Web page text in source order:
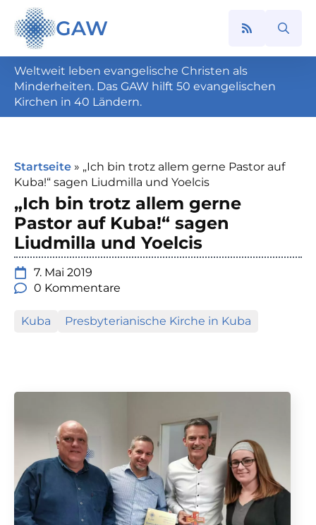
GAW
Search
Weltweit leben evangelische Christen als
Minderheiten. Das GAW hilft 50 evangelischen
Kirchen in 40 Ländern.
Startseite » „Ich bin trotz allem gerne Pastor auf
Kuba!“ sagen Liudmilla und Yoelcis
„Ich bin trotz allem gerne
Pastor auf Kuba!“ sagen
Liudmilla und Yoelcis
7. Mai 2019
0 Kommentare
Kuba Presbyterianische Kirche in Kuba